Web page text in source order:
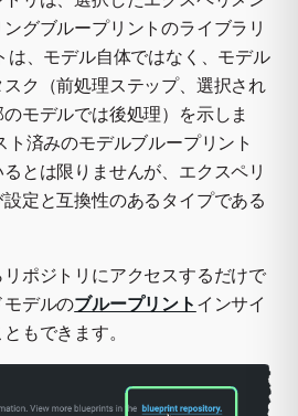
グブループリントのライブラリ
は、モデル自体ではなく、モデル
ク（前処理ステップ、選択され
モデルでは後処理）を示しま
済みのモデルブループリント
とは限りませんが、エクスペリ
定と互換性のあるタイプである
ポジトリにアクセスするだけで
デルのブループリント インサイ
もできます。